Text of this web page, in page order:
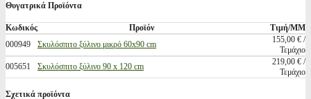
Θυγατρικά Προϊόντα
Κωδικός Προϊόν
Τιμή/ΜΜ
000949
Σκυλόσπιτο ξύλινο μικρό 60x90 cm
155,00 € /
Τεμάχιο
005651
Σκυλόσπιτο ξύλινο 90 x 120 cm
219,00 € /
Τεμάχιο
Σχετικά προϊόντα